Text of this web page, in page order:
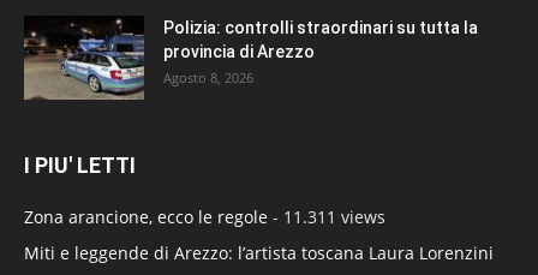
Polizia: controlli straordinari su tutta la
provincia di Arezzo
Agosto 8, 2026
I PIU' LETTI
Zona arancione, ecco le regole - 11.311 views
Miti e leggende di Arezzo: l’artista toscana Laura Lorenzini